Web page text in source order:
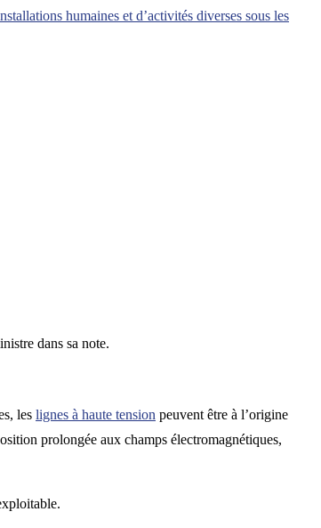
humaines et d’activités diverses sous les
dans sa note.
les lignes à haute tension peuvent être à l’origine
prolongée aux champs électromagnétiques,